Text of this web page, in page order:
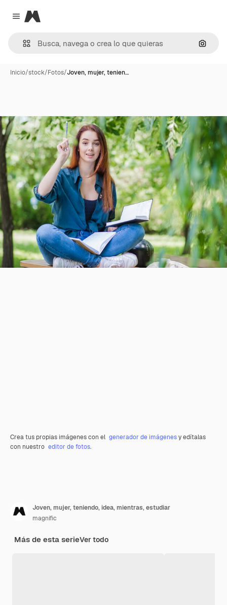
Close menu
Magnific
Inicio/stock/Fotos/Joven, mujer, tenien…
Crea tus propias imágenes con el generador de imágenesy edítalas
con nuestro editor de fotos.
Joven, mujer, teniendo, idea, mientras, estudiar
magnific
Más de esta serieVer todo